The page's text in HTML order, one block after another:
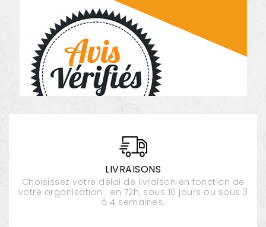
LIVRAISONS
Choisissez votre délai de livraison en fonction de
votre organisation : en 72h, sous 10 jours ou sous 3
à 4 semaines.